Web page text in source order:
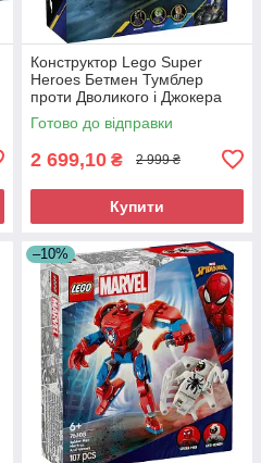
Конструктор Lego Super
Heroes Бетмен Тумблер
проти Дволикого і Джокера
76303
Готово до відправки
2 699,10 ₴ 2 999 ₴
Купити
–10%